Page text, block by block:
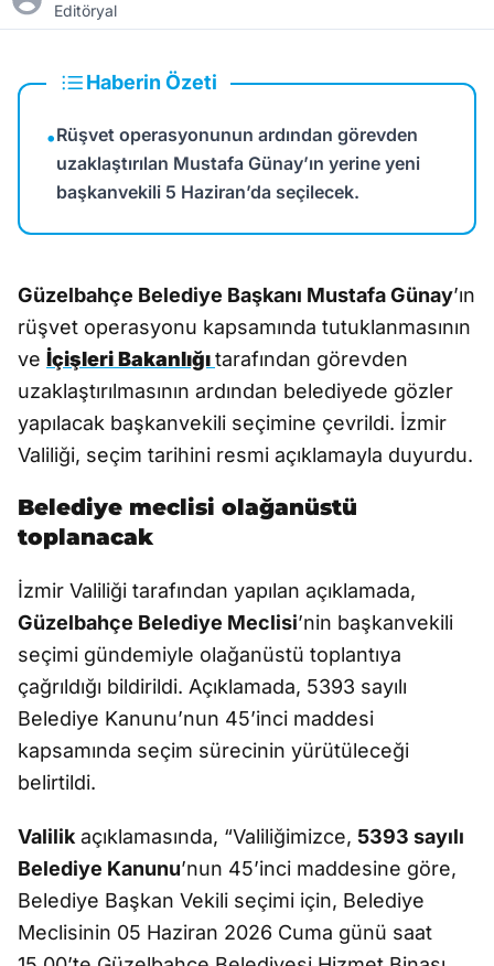
Editöryal
Haberin Özeti
•Rüşvet operasyonunun ardından görevden
uzaklaştırılan Mustafa Günay’ın yerine yeni
başkanvekili 5 Haziran’da seçilecek.
Güzelbahçe Belediye Başkanı Mustafa Günay’ın
rüşvet operasyonu kapsamında tutuklanmasının
ve İçişleri Bakanlığıtarafından görevden
uzaklaştırılmasının ardından belediyede gözler
yapılacak başkanvekili seçimine çevrildi. İzmir
Valiliği, seçim tarihini resmi açıklamayla duyurdu.
Belediye meclisi olağanüstü
toplanacak
İzmir Valiliği tarafından yapılan açıklamada,
Güzelbahçe Belediye Meclisi’nin başkanvekili
seçimi gündemiyle olağanüstü toplantıya
çağrıldığı bildirildi. Açıklamada, 5393 sayılı
Belediye Kanunu’nun 45’inci maddesi
kapsamında seçim sürecinin yürütüleceği
belirtildi.
Valilik açıklamasında, “Valiliğimizce, 5393 sayılı
Belediye Kanunu’nun 45’inci maddesine göre,
Belediye Başkan Vekili seçimi için, Belediye
Meclisinin 05 Haziran 2026 Cuma günü saat